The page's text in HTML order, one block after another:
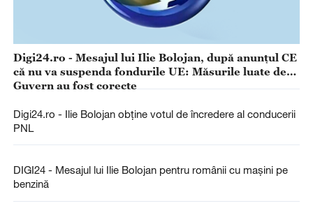
Digi24.ro - Mesajul lui Ilie Bolojan, după anunțul CE
că nu va suspenda fondurile UE: Măsurile luate de
Guvern au fost corecte
Digi24.ro - Ilie Bolojan obține votul de încredere al conducerii
PNL
DIGI24 - Mesajul lui Ilie Bolojan pentru românii cu mașini pe
benzină